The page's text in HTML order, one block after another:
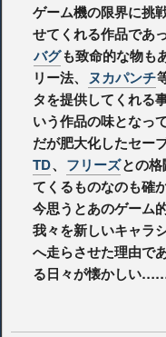
ゲーム機の限界に挑
せてくれる作品であっ
バグも致命的な物も
リー法、 ヌカパンチ
タを提供してくれる
いう作品の味となっ
だが肥大化したセー
TD、 フリーズとの
てくるものなのも確か
今思うとあのゲーム
我々を新しいキャラ
へ走らさせた理由で
る日々が懐かしい